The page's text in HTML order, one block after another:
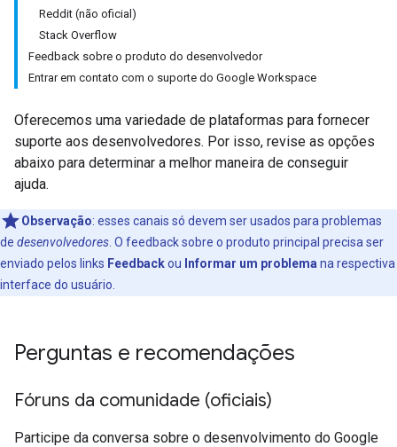
Reddit (não oficial)
Stack Overflow
Feedback sobre o produto do desenvolvedor
Entrar em contato com o suporte do Google Workspace
Oferecemos uma variedade de plataformas para fornecer
suporte aos desenvolvedores. Por isso, revise as opções
abaixo para determinar a melhor maneira de conseguir
ajuda.
Observação: esses canais só devem ser usados para problemas
de desenvolvedores . O feedback sobre o produto principal precisa ser
enviado pelos links Feedbackou Informar um problema na respectiva
interface do usuário.
Perguntas e recomendações
Fóruns da comunidade (oficiais)
Participe da conversa sobre o desenvolvimento do Google